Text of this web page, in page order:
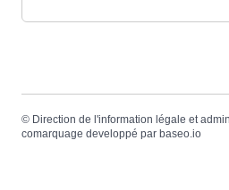
© Direction de l'information légale et
comarquage developpé par baseo.io